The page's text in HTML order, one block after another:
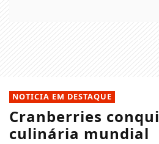
NOTICIA EM DESTAQUE
Cranberries
culinária mundial